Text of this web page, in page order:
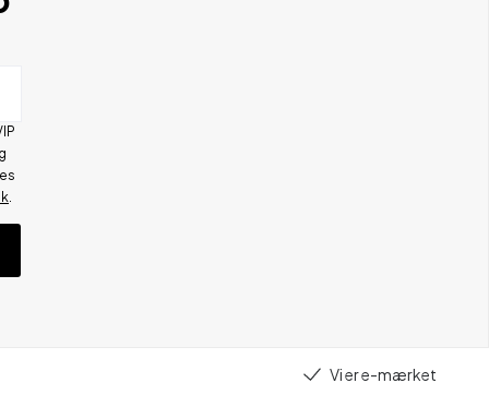
Vi er e-mærket